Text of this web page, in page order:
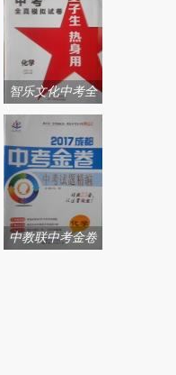
智乐文化中考全
真模拟试卷尖子
生热身用系列答
案
中教联中考金卷